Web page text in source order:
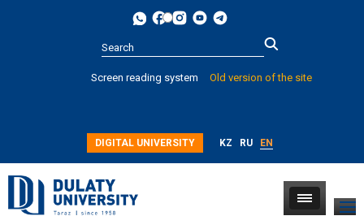
more
Screen reading system Old version of the site
DIGITAL UNIVERSITY KZ RU EN